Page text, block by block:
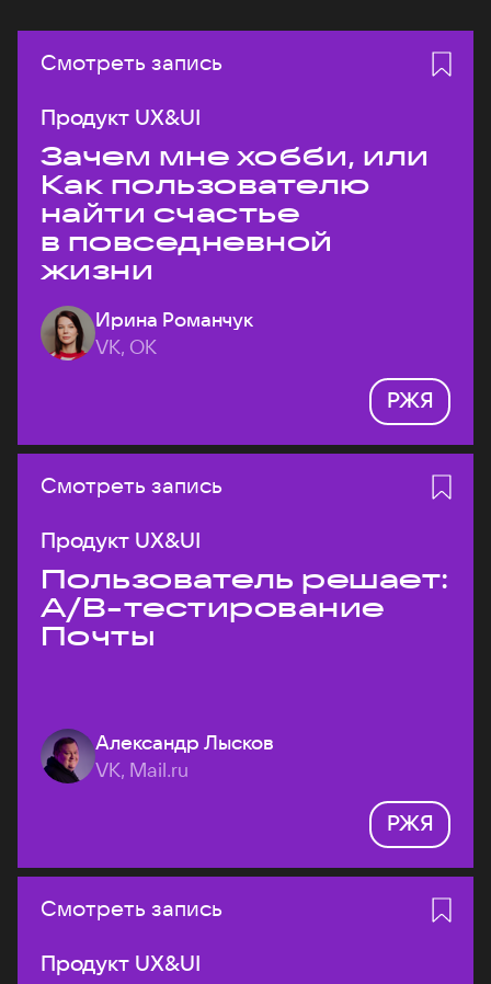
Смотреть запись
Продукт UX&UI
Зачем мне хобби, или
Как пользователю
найти счастье
в повседневной
жизни
Ирина Романчук
VK, ОК
РЖЯ
Смотреть запись
Продукт UX&UI
Пользователь решает:
A/B-тестирование
Почты
Александр Лысков
VK, Mail.ru
РЖЯ
Смотреть запись
Продукт UX&UI